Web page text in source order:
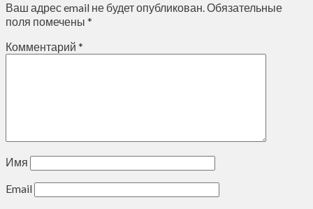
Ваш адрес email не будет опубликован.Обязательные
поля помечены *
Комментарий *
Имя
Email